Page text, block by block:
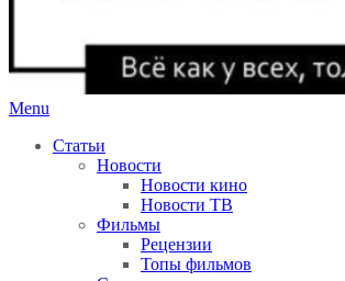
Menu
Статьи
Новости
Новости кино
Новости ТВ
Фильмы
Рецензии
Топы фильмов